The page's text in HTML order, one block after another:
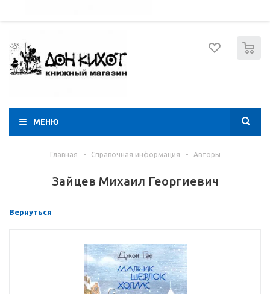
МЕНЮ
Главная - Справочная информация - Авторы
Зайцев Михаил Георгиевич
Вернуться